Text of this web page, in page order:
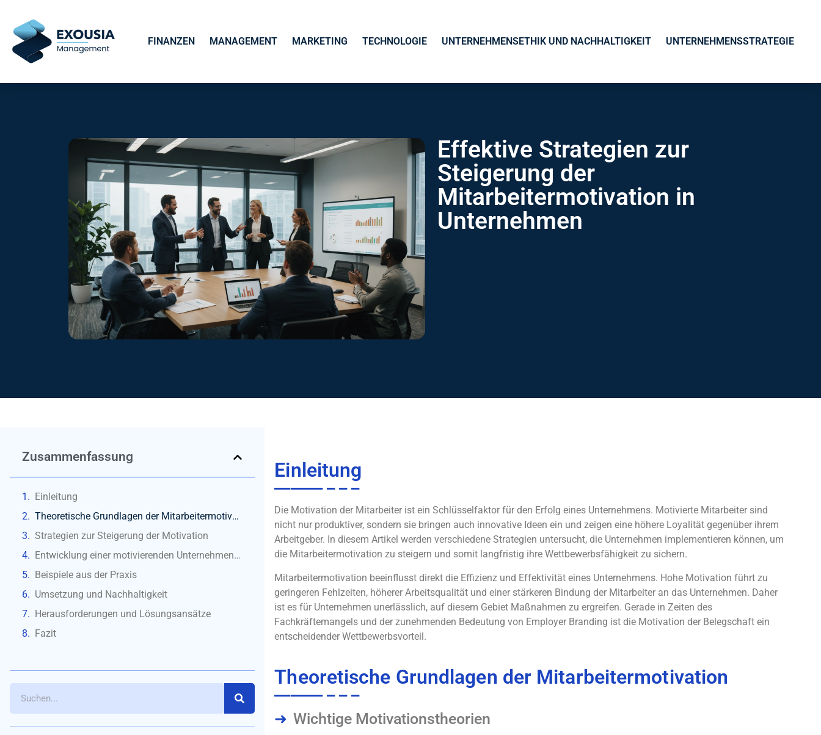
FINANZEN MANAGEMENT MARKETING TECHNOLOGIE UNTERNEHMENSETHIK UND NACHHALTIGKEIT UNTERNEHMENSSTRATEGIE
Effektive Strategien zur
Steigerung der
Mitarbeitermotivation in
Unternehmen
Zusammenfassung
Einleitung
Theoretische Grundlagen der Mitarbeitermotivation
Strategien zur Steigerung der Motivation
Entwicklung einer motivierenden Unternehmenskultur
Beispiele aus der Praxis
Umsetzung und Nachhaltigkeit
Herausforderungen und Lösungsansätze
Fazit
Einleitung
Die Motivation der Mitarbeiter ist ein Schlüsselfaktor für den Erfolg eines Unternehmens. Motivierte Mitarbeiter sind
nicht nur produktiver, sondern sie bringen auch innovative Ideen ein und zeigen eine höhere Loyalität gegenüber ihrem
Arbeitgeber. In diesem Artikel werden verschiedene Strategien untersucht, die Unternehmen implementieren können, um
die Mitarbeitermotivation zu steigern und somit langfristig ihre Wettbewerbsfähigkeit zu sichern.
Mitarbeitermotivation beeinflusst direkt die Effizienz und Effektivität eines Unternehmens. Hohe Motivation führt zu
geringeren Fehlzeiten, höherer Arbeitsqualität und einer stärkeren Bindung der Mitarbeiter an das Unternehmen. Daher
ist es für Unternehmen unerlässlich, auf diesem Gebiet Maßnahmen zu ergreifen. Gerade in Zeiten des
Fachkräftemangels und der zunehmenden Bedeutung von Employer Branding ist die Motivation der Belegschaft ein
entscheidender Wettbewerbsvorteil.
Theoretische Grundlagen der Mitarbeitermotivation
Wichtige Motivationstheorien